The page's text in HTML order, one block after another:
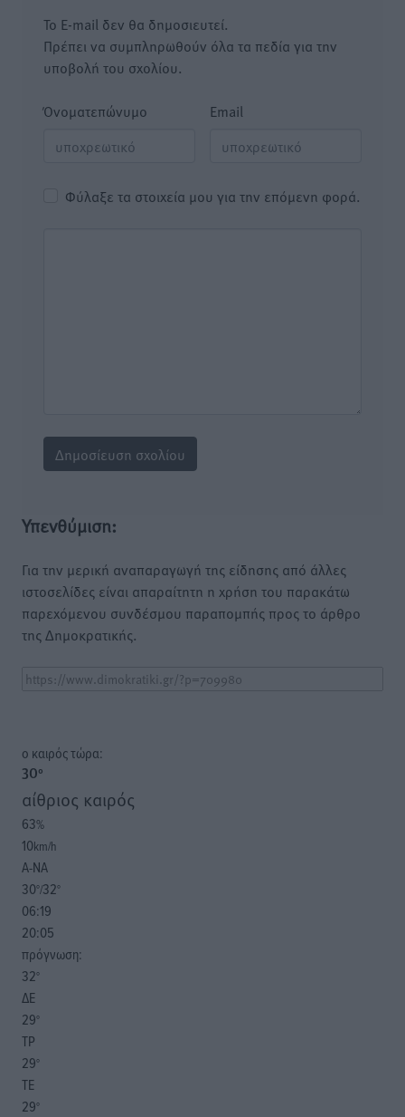
Το E-mail δεν θα δημοσιευτεί.
Πρέπει να συμπληρωθούν όλα τα πεδία για την
υποβολή του σχολίου.
Όνοματεπώνυμο Email
Φύλαξε τα στοιχεία μου για την επόμενη φορά.
Υπενθύμιση:
Για την μερική αναπαραγωγή της είδησης από άλλες
ιστοσελίδες είναι απαραίτητη η χρήση του παρακάτω
παρεχόμενου συνδέσμου παραπομπής προς το άρθρο
της Δημοκρατικής.
o καιρός τώρα:
30°
αίθριος καιρός
63%
10km/h
Α-ΝΑ
30°/32°
06:19
20:05
πρόγνωση:
32°
ΔΕ
29°
ΤΡ
29°
ΤΕ
29°